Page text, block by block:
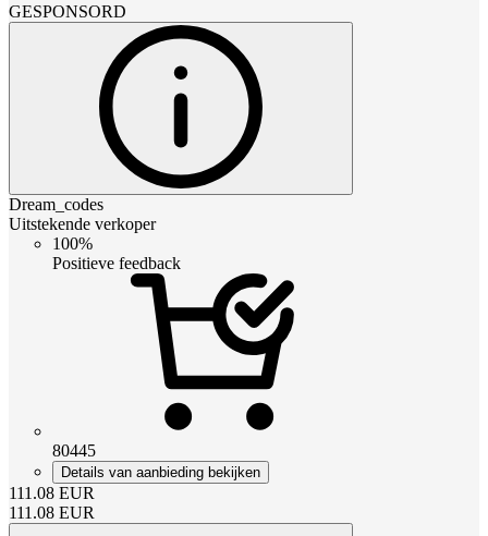
GESPONSORD
Dream_codes
Uitstekende verkoper
100%
Positieve feedback
80445
Details van aanbieding bekijken
111.08 EUR
111.08 EUR